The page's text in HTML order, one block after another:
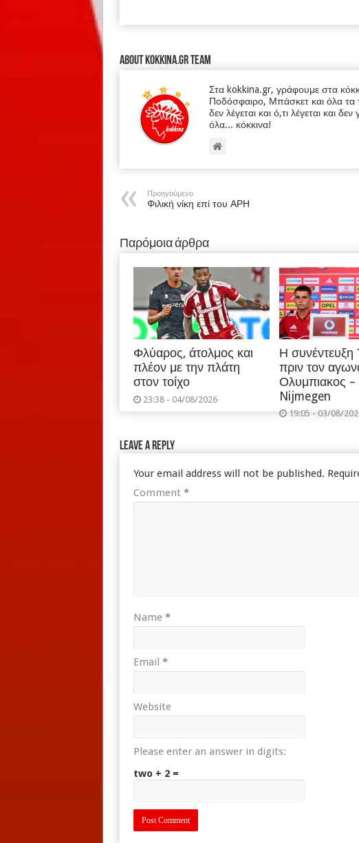
About kokkina.gr TEAM
Στα kokkina.gr, γράφουμε στα
Ποδόσφαιρο, Μπάσκετ και όλα τα
δεν λέγεται και ό,τι λέγεται και
όλα... κόκκινα!
Προηγούμενο
Φιλική νίκη επί του ΑΡΗ
Παρόμοια άρθρα
Φλύαρος, άτολμος και
πλέον με την πλάτη
στον τοίχο
23:38 - 04/08/2026
Η συνέντευξη
πριν τον
Ολυμπιακος –
Nijmegen
19:05 - 03/08/
Leave a Reply
Your email address will not be published.
Comment *
Name *
Email *
Website
Please enter an answer in digits:
two + 2 =